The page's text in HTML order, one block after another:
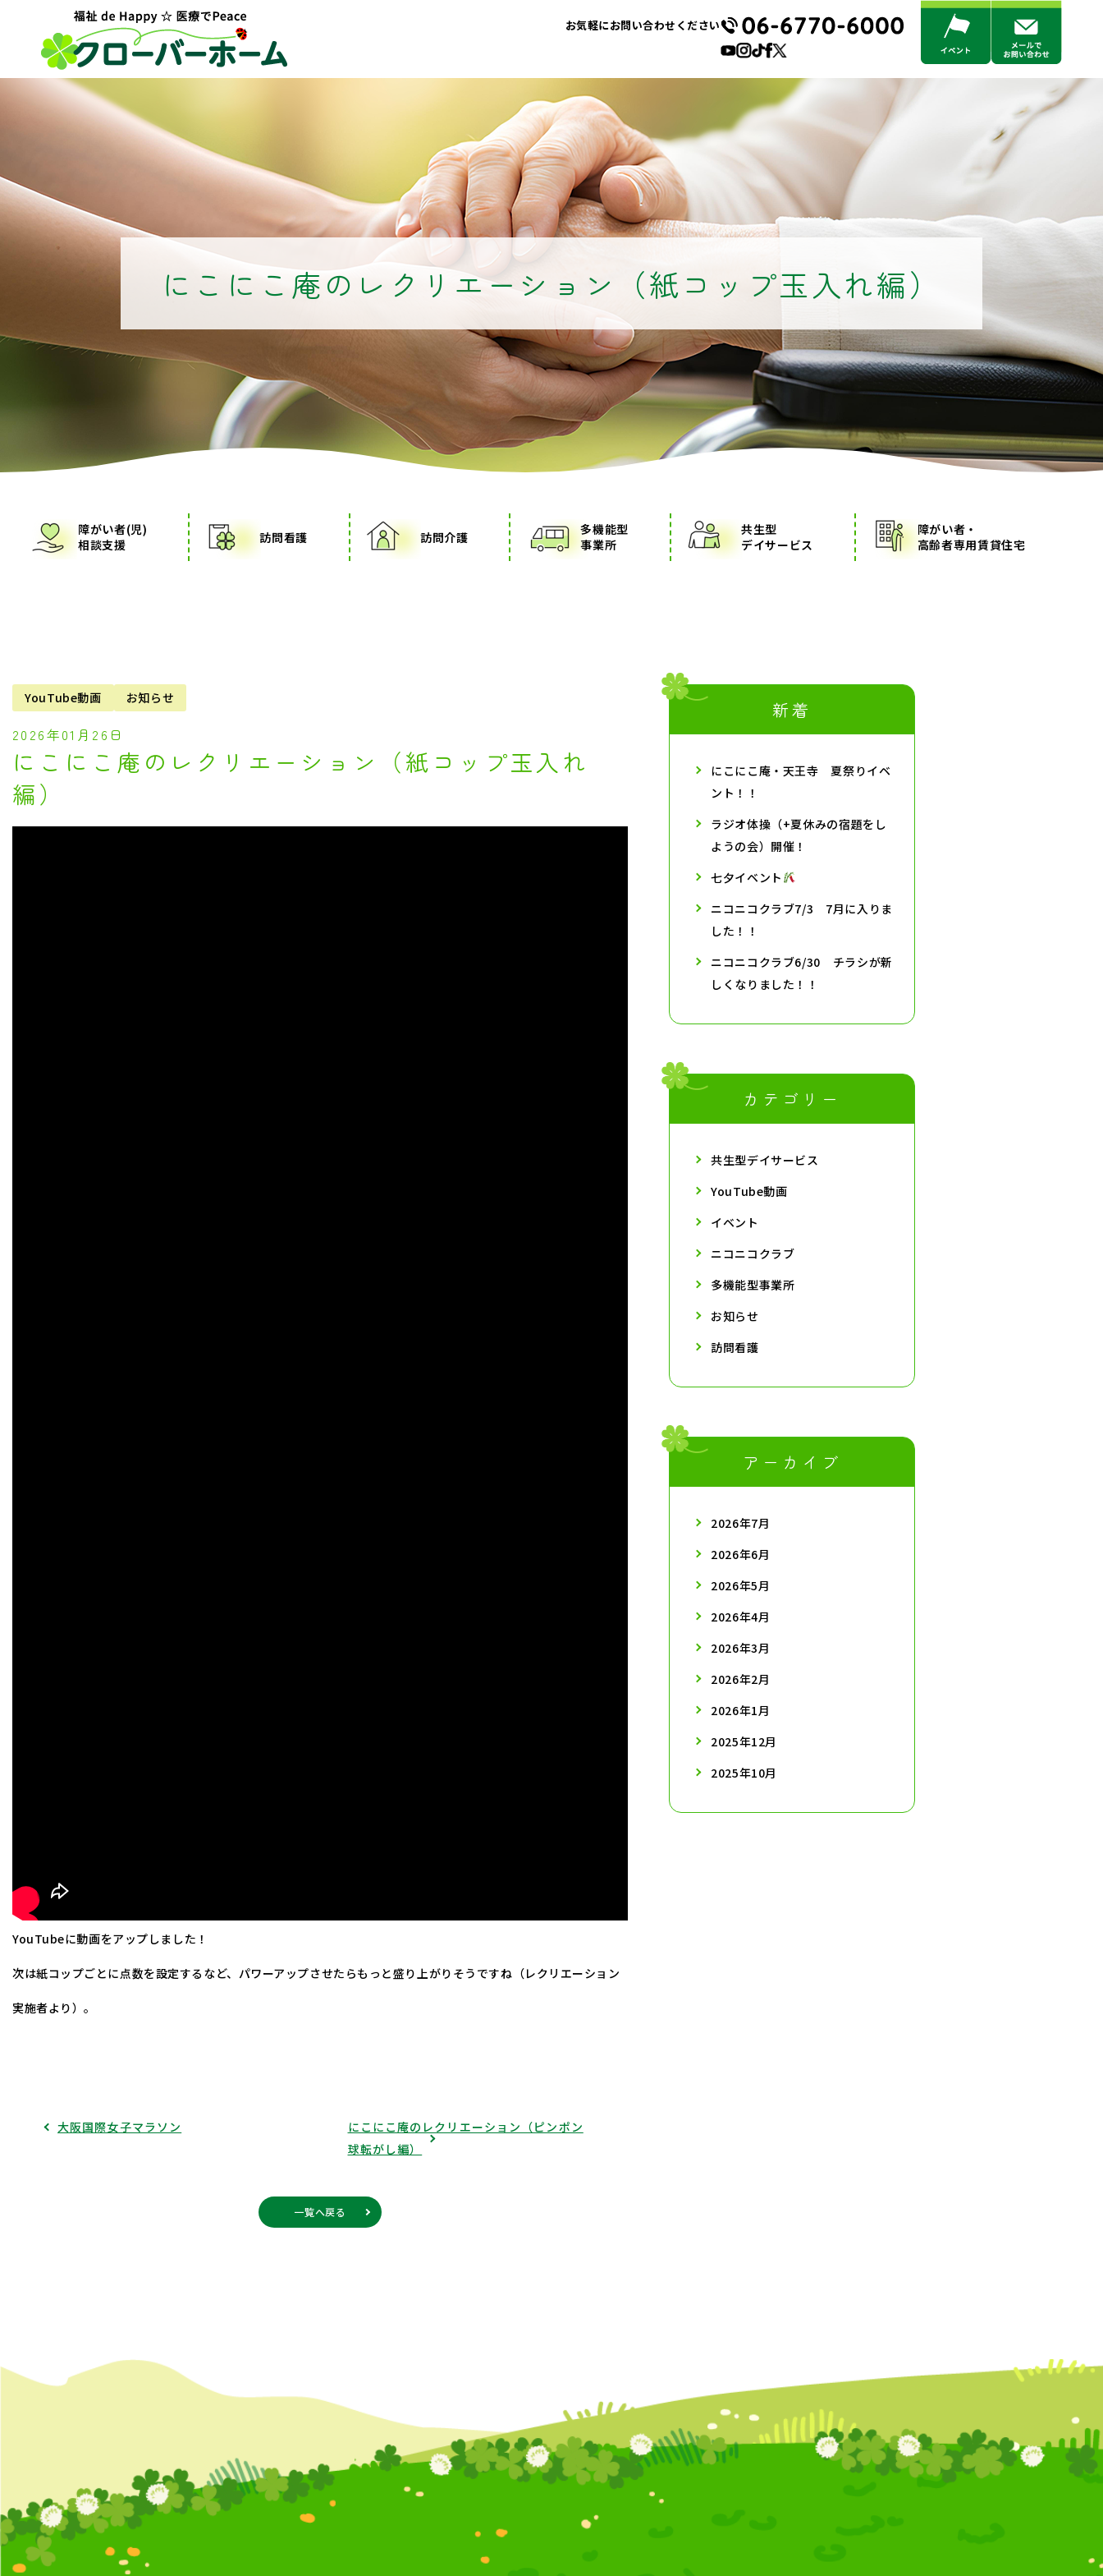
お気軽にお問い合わせください
にこにこ庵のレクリエーション（紙コップ玉入れ編）
障がい者(児)
相談支援
訪問看護 訪問介護
多機能型
事業所
共生型
デイサービス
障がい者・
高齢者専用賃貸住宅
YouTube動画 お知らせ
2026年01月26日
にこにこ庵のレクリエーション（紙コップ玉入れ
編）
YouTubeに動画をアップしました！
次は紙コップごとに点数を設定するなど、パワーアップさせたらもっと盛り上がりそうですね（レクリエーション
実施者より）。
大阪国際女子マラソン
にこにこ庵のレクリエーション（ピンポン
球転がし編）
一覧へ戻る
新着
にこにこ庵・天王寺 夏祭りイベ
ント！！
ラジオ体操（+夏休みの宿題をし
ようの会）開催！
七夕イベント
ニコニコクラブ7/3 7月に入りま
した！！
ニコニコクラブ6/30 チラシが新
しくなりました！！
カテゴリー
共生型デイサービス
YouTube動画
イベント
ニコニコクラブ
多機能型事業所
お知らせ
訪問看護
アーカイブ
2026年7月
2026年6月
2026年5月
2026年4月
2026年3月
2026年2月
2026年1月
2025年12月
2025年10月